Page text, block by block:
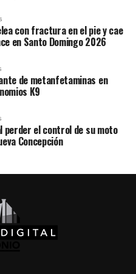
con fractura en el pie y cae
en Santo Domingo 2026
de metanfetaminas en
K9
perder el control de su moto
Concepción